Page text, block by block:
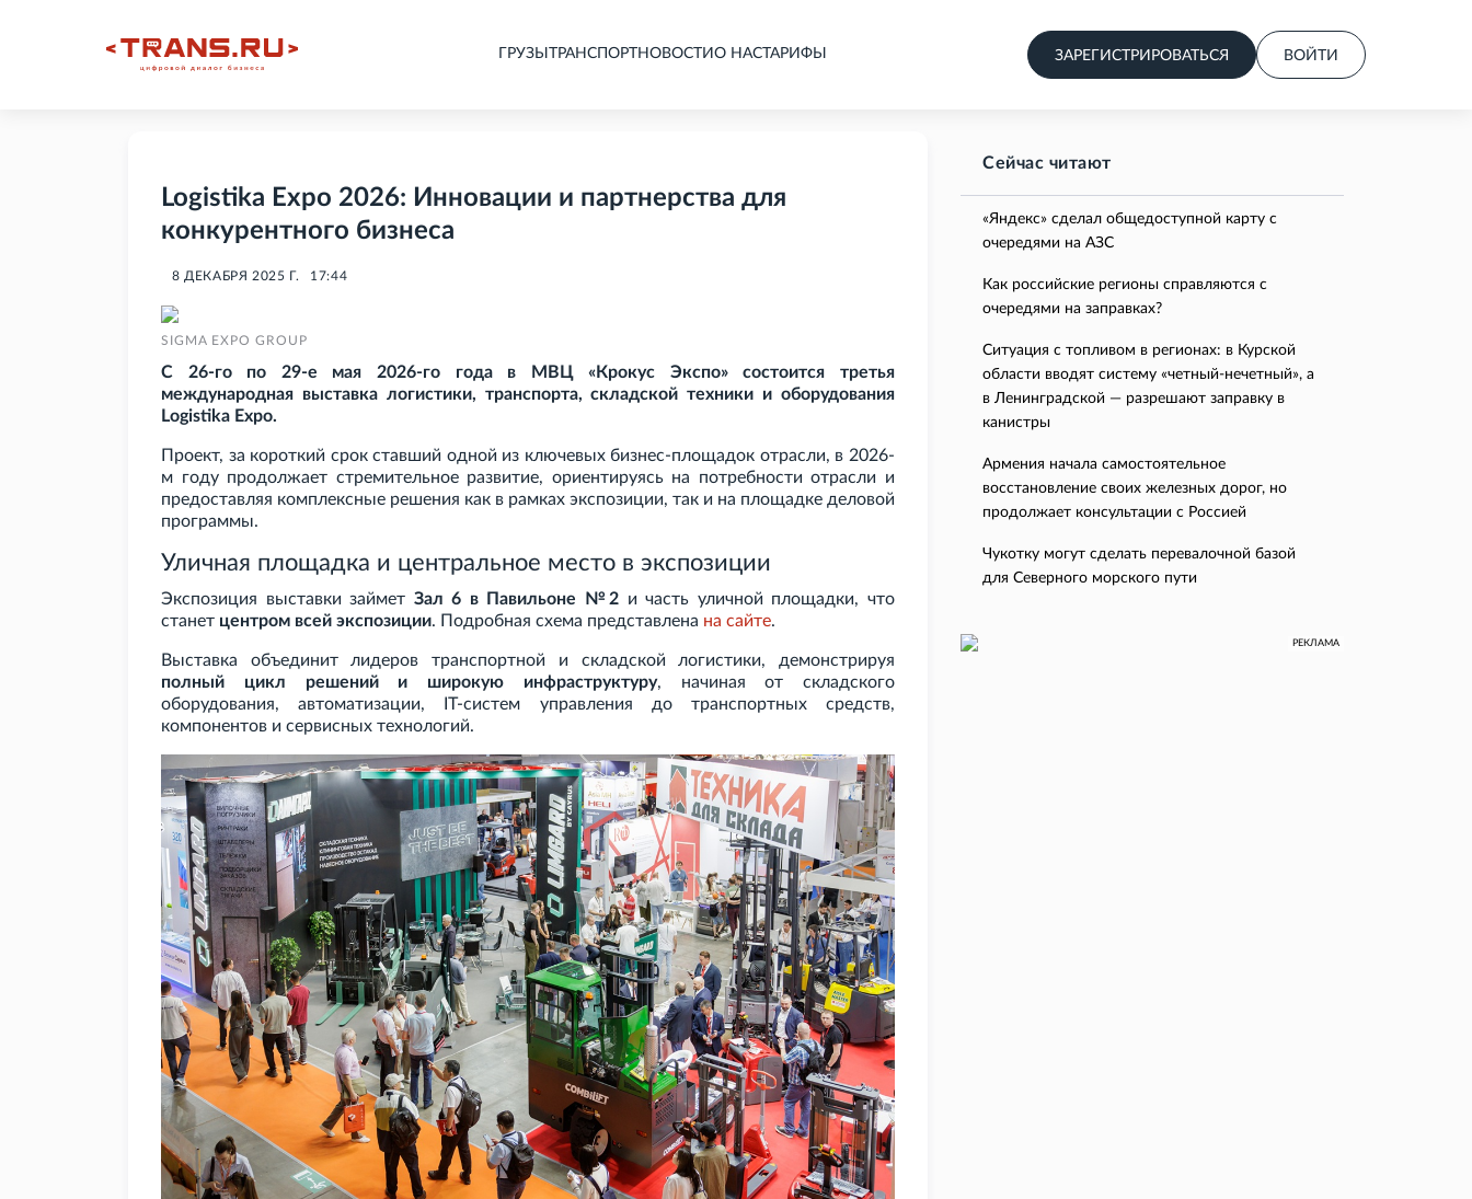
ГРУЗЫ ТРАНСПОРТНОВОСТИ О НАСТАРИФЫ ЗАРЕГИСТРИРОВАТЬСЯ ВОЙТИ
Logistika Expo 2026: Инновации и партнерства для
конкурентного бизнеса
8 ДЕКАБРЯ 2025 Г. 17:44
SIGMA EXPO GROUP
С 26-го по 29-е мая 2026-го года в МВЦ «Крокус Экспо» состоится третья
международная выставка логистики, транспорта, складской техники и оборудования
Logistika Expo.
Проект, за короткий срок ставший одной из ключевых бизнес-площадок отрасли, в 2026-
м году продолжает стремительное развитие, ориентируясь на потребности отрасли и
предоставляя комплексные решения как в рамках экспозиции, так и на площадке деловой
программы.
Уличная площадка и центральное место в экспозиции
Экспозиция выставки займет Зал 6 в Павильоне №2 и часть уличной площадки, что
станет центром всей экспозиции. Подробная схема представлена на сайте.
Выставка объединит лидеров транспортной и складской логистики, демонстрируя
полный цикл решений и широкую инфраструктуру, начиная от складского
оборудования, автоматизации, IT-систем управления до транспортных средств,
компонентов и сервисных технологий.
Сейчас читают
«Яндекс» сделал общедоступной карту с
очередями на АЗС
Как российские регионы справляются с
очередями на заправках?
Ситуация с топливом в регионах: в Курской
области вводят систему «четный-нечетный», а
в Ленинградской — разрешают заправку в
канистры
Армения начала самостоятельное
восстановление своих железных дорог, но
продолжает консультации с Россией
Чукотку могут сделать перевалочной базой
для Северного морского пути
РЕКЛАМА